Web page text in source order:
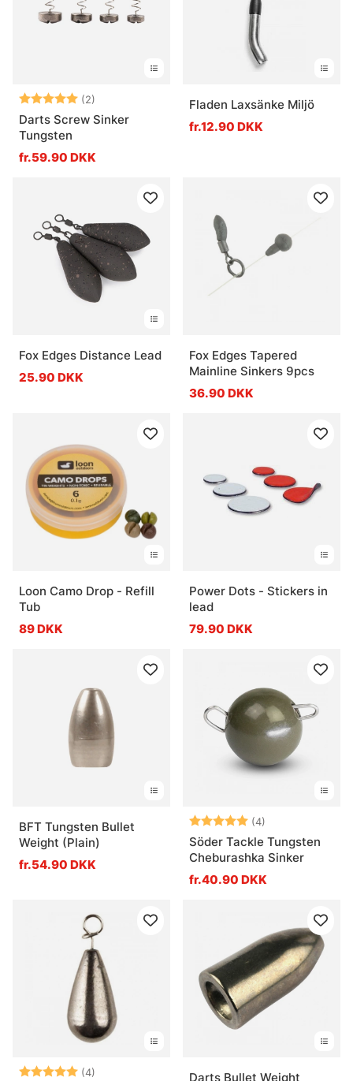
Vurdering: (2)
5.0 ud af 5 stjerner
Darts Screw Sinker
Tungsten
fr.59.90 DKK
Fladen Laxsänke Miljö
fr.12.90 DKK
Fox Edges Distance Lead
25.90 DKK
Fox Edges Tapered
Mainline Sinkers 9pcs
36.90 DKK
Loon Camo Drop - Refill
Tub
89 DKK
Power Dots - Stickers in
lead
79.90 DKK
BFT Tungsten Bullet
Weight (Plain)
fr.54.90 DKK
Vurdering: (4)
Söder Tackle Tungsten
Cheburashka Sinker
fr.40.90 DKK
Vurdering: (4)
5.0 ud af 5 stjernerDarts Bullet Weight